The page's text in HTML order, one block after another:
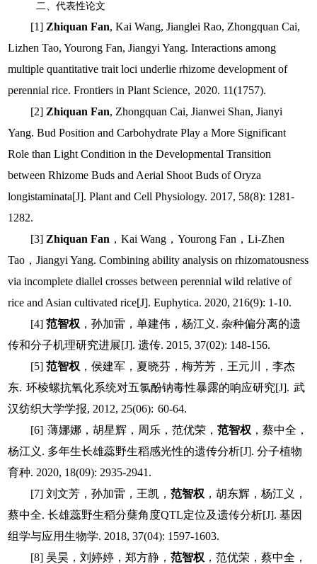
二、代表性论文
[1] Zhiquan Fan, Kai Wang, Jianglei Rao, Zhongquan Cai,
Lizhen Tao, Yourong Fan, Jiangyi Yang. Interactions among
multiple quantitative trait loci underlie rhizome development of
perennial rice. Frontiers in Plant Science, 2020. 11(1757).
[2] Zhiquan Fan, Zhongquan Cai, Jianwei Shan, Jianyi
Yang. Bud Position and Carbohydrate Play a More Significant
Role than Light Condition in the Developmental Transition
between Rhizome Buds and Aerial Shoot Buds of Oryza
longistaminata[J]. Plant and Cell Physiology. 2017, 58(8): 1281-
1282.
[3] Zhiquan Fan ，Kai Wang ，Yourong Fan ，Li-Zhen
Tao ，Jiangyi Yang. Combining ability analysis on rhizomatousness
via incomplete diallel crosses between perennial wild relative of
rice and Asian cultivated rice[J]. Euphytica. 2020, 216(9): 1-10.
[4]范智权 ，孙加雷，单建伟，杨江义 .杂种偏分离的遗
传和分子机理研究进展[J].遗传. 2015, 37(02): 148-156.
[5]范智权 ，侯建军，夏晓芬，梅芳芳，王元川，李杰
东. 环棱螺抗氧化系统对五氯酚钠毒性暴露的响应研究[J]. 武
汉纺织大学学报, 2012, 25(06): 60-64.
[6] 薄娜娜，胡星辉，周乐，范优荣 ，范智权 ，蔡中全 ，
杨江义 . 多年生长雄蕊野生稻感光性的遗传分析[J].分子植物
育种. 2020, 18(09): 2935-2941.
[7]刘文芳，孙加雷，王凯，范智权 ，胡东辉 ，杨江义 ，
蔡中全.长雄蕊野生稻分蘖角度QTL定位及遗传分析[J].基因
组学与应用生物学. 2018, 37(04): 1597-1603.
[8]吴昊，刘婷婷，郑方静，范智权 ，范优荣 ，蔡中全 ，